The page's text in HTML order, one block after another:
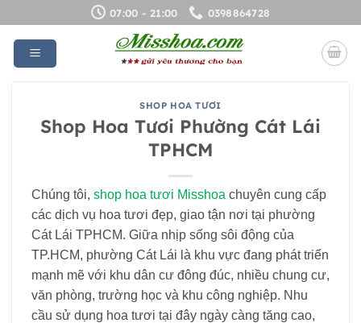
qua
dung
07:00 - 21:00 0398864728
SHOP HOA TƯƠI
Shop Hoa Tươi Phường Cát Lái
TPHCM
Chúng tôi, shop hoa tươi Misshoa chuyên cung cấp
các dịch vụ hoa tươi đẹp, giao tận nơi tại phường
Cát Lái TPHCM. Giữa nhịp sống sôi động của
TP.HCM, phường Cát Lái là khu vực đang phát triển
mạnh mẽ với khu dân cư đông đúc, nhiều chung cư,
văn phòng, trường học và khu công nghiệp. Nhu
cầu sử dụng hoa tươi tại đây ngày càng tăng cao,